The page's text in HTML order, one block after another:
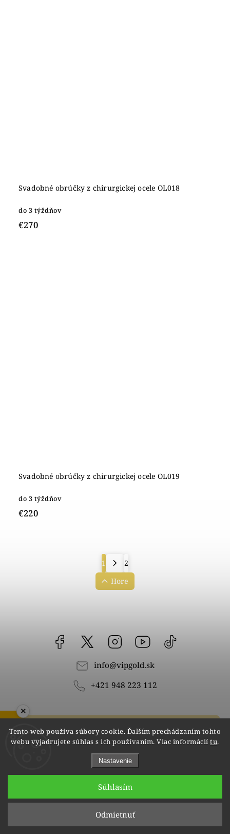
Tento web používa súbory cookie. Ďalším prechádzaním tohto
webu vyjadrujete súhlas s ich používaním. Viac informáciítu.
Nastavenie
Odmietnuť
Súhlasím
Svadobné obrúčky z chirurgickej ocele OL018
do 3 týždňov
€270
Svadobné obrúčky z chirurgickej ocele OL019
do 3 týždňov
€220
1
2
Hore
Facebook vipgoldsk Instagram YouTube
info@vipgold.sk
+421 948 223 112
Odoberať newsletter
Vložením e-mailu súhlasíte s
podmienkami ochrany osobných údajov
Prihlásiť sa
ZOBRAZIŤ RECENZIE
×